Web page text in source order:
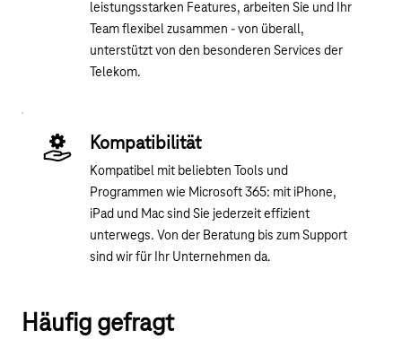
leistungsstarken Features, arbeiten Sie und Ihr
Team flexibel zusammen - von überall,
unterstützt von den besonderen Services der
Telekom.
Kompatibilität
Kompatibel mit beliebten Tools und
Programmen wie Microsoft 365: mit iPhone,
iPad und Mac sind Sie jederzeit effizient
unterwegs. Von der Beratung bis zum Support
sind wir für Ihr Unternehmen da.
Häufig gefragt